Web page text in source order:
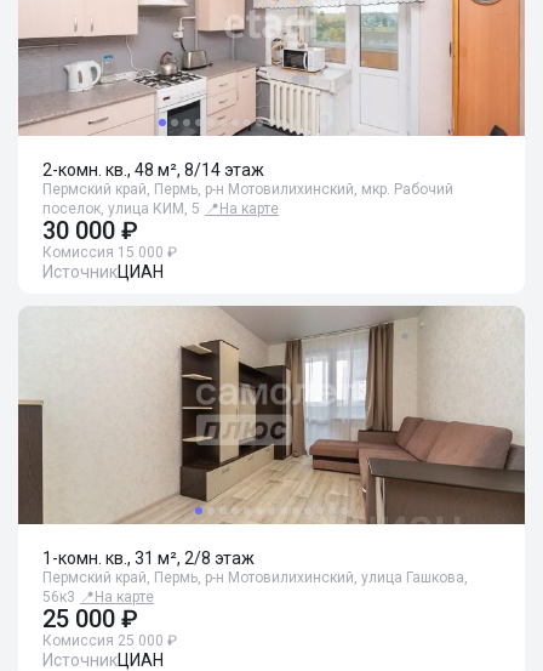
2-комн. кв., 48 м², 8/14 этаж
Пермский край, Пермь, р-н Мотовилихинский, мкр. Рабочий
поселок, улица КИМ, 5 📍 На карте
30 000 ₽
Комиссия 15 000 ₽
ИсточникЦИАН
1-комн. кв., 31 м², 2/8 этаж
Пермский край, Пермь, р-н Мотовилихинский, улица Гашкова,
56к3 📍 На карте
25 000 ₽
Комиссия 25 000 ₽
ИсточникЦИАН